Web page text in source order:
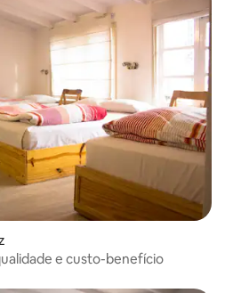
e custo-benefício